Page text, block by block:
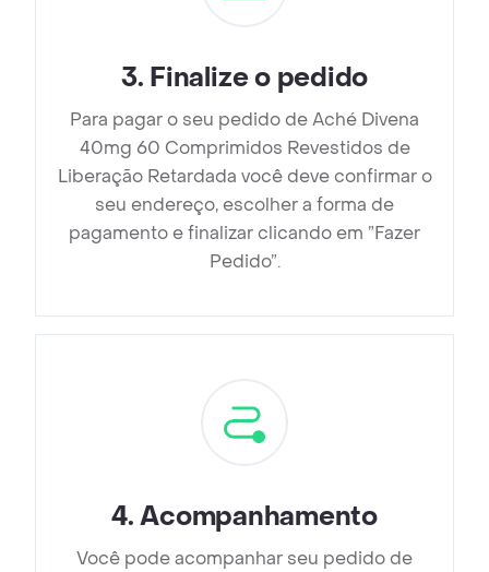
3. Finalize o pedido
Para pagar o seu pedido de Aché Divena
40mg 60 Comprimidos Revestidos de
Liberação Retardada você deve confirmar o
seu endereço, escolher a forma de
pagamento e finalizar clicando em ”Fazer
Pedido”.
4.Acompanhamento
Você pode acompanhar seu pedido de